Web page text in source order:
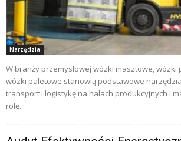
Narzędzia
W branży przemysłowej wózki masztowe,
wózki paletowe stanowią podstawowe
transport i logistykę na halach produkcyjnych i
rolę...